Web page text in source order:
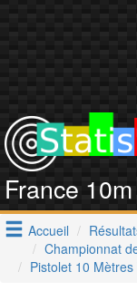
France 10m
Accueil
Championnat
Pistolet 10